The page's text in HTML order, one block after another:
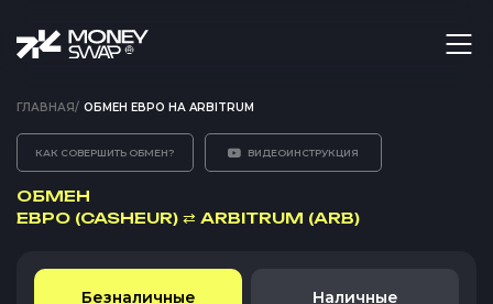
ГЛАВНАЯ/ ОБМЕН ЕВРО НА ARBITRUM
КАК СОВЕРШИТЬ ОБМЕН? ВИДЕОИНСТРУКЦИЯ
ОБМЕН
ЕВРО (CASHEUR) ⇄ ARBITRUM (ARB)
Безналичные Наличные